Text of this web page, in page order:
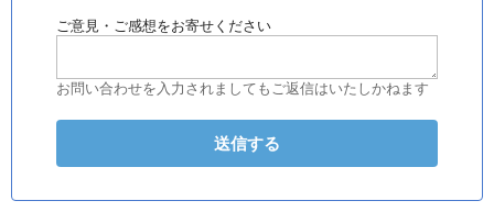
ご意見・ご感想をお寄せください
お問い合わせを入力されましてもご返信はいたしかねます